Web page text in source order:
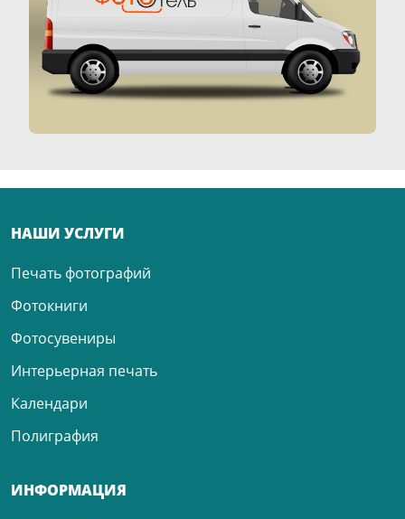
НАШИ УСЛУГИ
Печать фотографий
Фотокниги
Фотосувениры
Интерьерная печать
Календари
Полиграфия
ИНФОРМАЦИЯ